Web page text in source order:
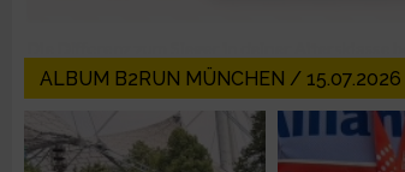
ALBUM B2RUN MÜNCHEN / 15.07.2026
Verwendung reduzierter Daten zur Auswahl